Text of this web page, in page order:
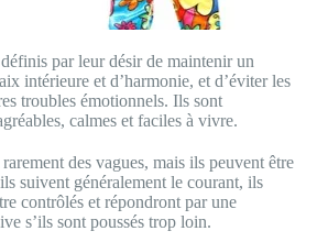
par leur désir de maintenir un
intérieure et d’harmonie, et d’éviter les
troubles émotionnels. Ils sont
calmes et faciles à vivre.
des vagues, mais ils peuvent être
suivent généralement le courant, ils
contrôlés et répondront par une
s’ils sont poussés trop loin.